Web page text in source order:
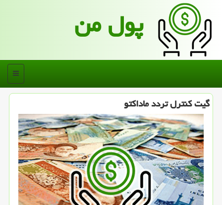
پول من
منو
گیت كنترل تردد ماداكتو